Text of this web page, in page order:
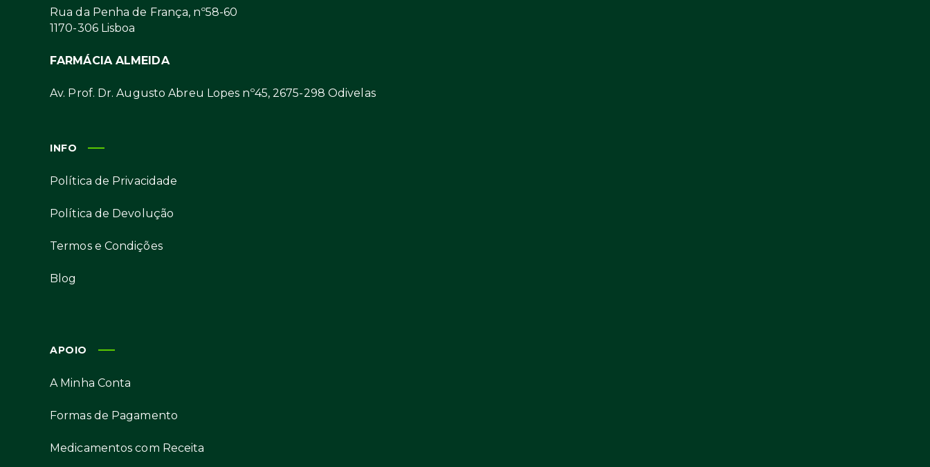
Rua da Penha de França, nº58-60
1170-306 Lisboa
FARMÁCIA ALMEIDA
Av. Prof. Dr. Augusto Abreu Lopes nº45, 2675-298 Odivelas
INFO
Política de Privacidade
Política de Devolução
Termos e Condições
Blog
APOIO
A Minha Conta
Formas de Pagamento
Medicamentos com Receita